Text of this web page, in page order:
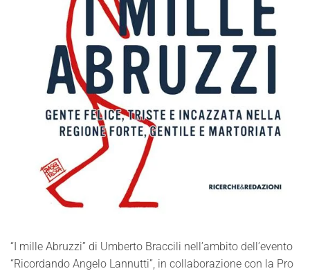
“I mille Abruzzi” di Umberto Braccili nell’ambito dell’evento
“Ricordando Angelo Lannutti”, in collaborazione con la Pro